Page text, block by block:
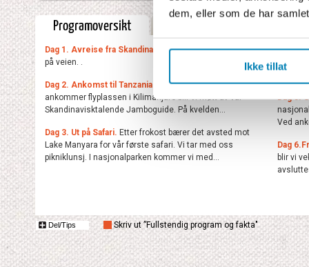
dem, eller som de har
Ikke tillat
Programoversikt
Dag 1. Avreise fra Skandinavia
til Arusha. Mellomlanding
på veien. .
Dag 2. Ankomst til Tanzania på ettermiddagen.Når vi
ankommer flyplassen i Kilimanjaro blir vi møtt av vår
Skandinavisktalende Jamboguide. På kvelden...
Dag 3. Ut på Safari. Etter frokost bærer det avsted mot
Lake Manyara for vår første safari. Vi tar med oss
pikniklunsj. I nasjonalparken kommer vi med...
Dag 4.
Avreise
Dag 5.
Ved
Dag
blir vi
Del/Tips Skriv ut ”Fullstendig program og fakta"